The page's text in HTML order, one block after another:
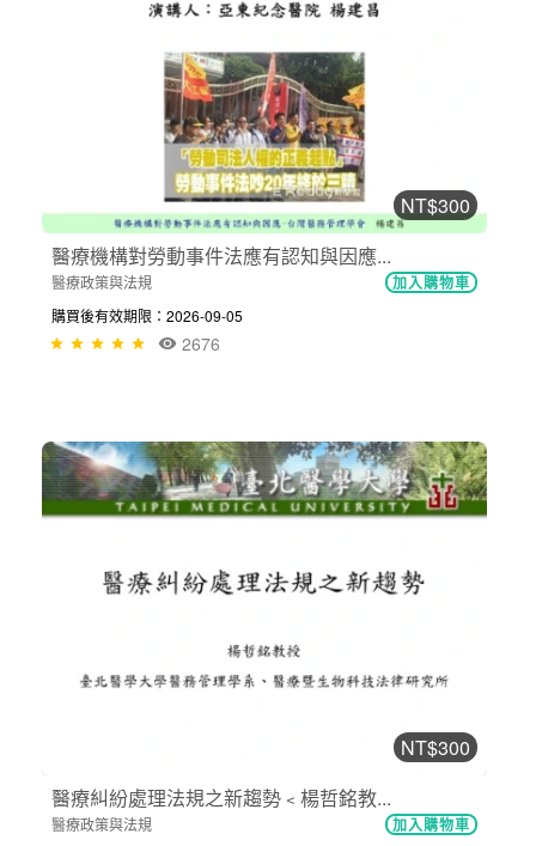
NT$300
醫療機構對勞動事件法應有認知與因應...
醫療政策與法規 加入購物車
購買後有效期限：2026-09-05
2676
NT$300
醫療糾紛處理法規之新趨勢﹤楊哲銘教...
醫療政策與法規 加入購物車